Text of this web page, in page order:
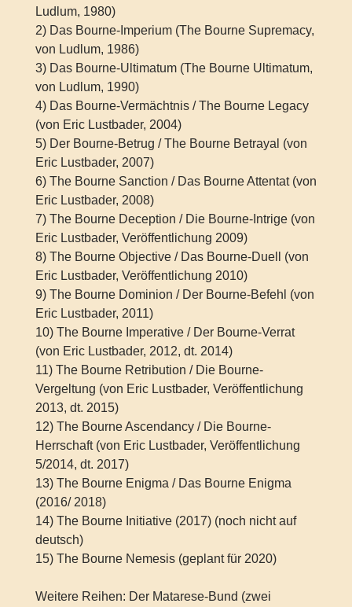
Ludlum, 1980)
2) Das Bourne-Imperium (The Bourne Supremacy,
von Ludlum, 1986)
3) Das Bourne-Ultimatum (The Bourne Ultimatum,
von Ludlum, 1990)
4) Das Bourne-Vermächtnis / The Bourne Legacy
(von Eric Lustbader, 2004)
5) Der Bourne-Betrug / The Bourne Betrayal (von
Eric Lustbader, 2007)
6) The Bourne Sanction / Das Bourne Attentat (von
Eric Lustbader, 2008)
7) The Bourne Deception / Die Bourne-Intrige (von
Eric Lustbader, Veröffentlichung 2009)
8) The Bourne Objective / Das Bourne-Duell (von
Eric Lustbader, Veröffentlichung 2010)
9) The Bourne Dominion / Der Bourne-Befehl (von
Eric Lustbader, 2011)
10) The Bourne Imperative / Der Bourne-Verrat
(von Eric Lustbader, 2012, dt. 2014)
11) The Bourne Retribution / Die Bourne-
Vergeltung (von Eric Lustbader, Veröffentlichung
2013, dt. 2015)
12) The Bourne Ascendancy / Die Bourne-
Herrschaft (von Eric Lustbader, Veröffentlichung
5/2014, dt. 2017)
13) The Bourne Enigma / Das Bourne Enigma
(2016/ 2018)
14) The Bourne Initiative (2017) (noch nicht auf
deutsch)
15) The Bourne Nemesis (geplant für 2020)
Weitere Reihen: Der Matarese-Bund (zwei